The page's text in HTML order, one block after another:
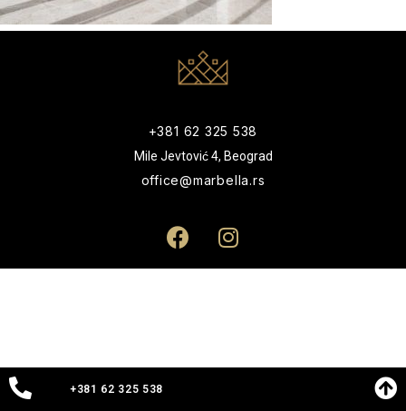
+381 62 325 538
+381 62 325 538
Mile Jevtović 4, Beograd
office@marbella.rs